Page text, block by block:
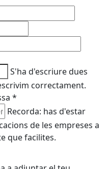
S'ha d'escriure dues
correctament.
*
Recorda: has d'estar
de les empreses a
que facilites.